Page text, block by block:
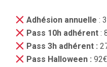
Adhésion annuelle:
Pass 10h adhérent:
Pass 3h adhérent :
Pass Halloween :